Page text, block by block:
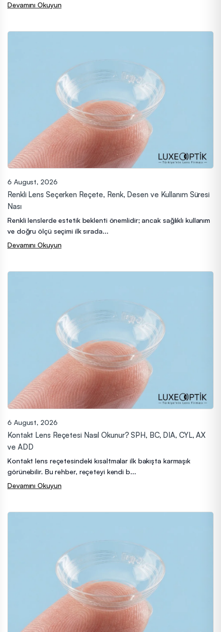
Devamını Okuyun
6 August, 2026
Renkli Lens Seçerken Reçete, Renk, Desen ve Kullanım Süresi
Nası
Renkli lenslerde estetik beklenti önemlidir; ancak sağlıklı kullanım
ve doğru ölçü seçimi ilk sırada...
Devamını Okuyun
6 August, 2026
Kontakt Lens Reçetesi Nasıl Okunur? SPH, BC, DIA, CYL, AX
ve ADD
Kontakt lens reçetesindeki kısaltmalar ilk bakışta karmaşık
görünebilir. Bu rehber, reçeteyi kendi b...
Devamını Okuyun